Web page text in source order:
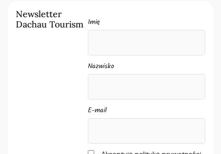
Newsletter
Dachau Tourism Imię
Nazwisko
E-mail